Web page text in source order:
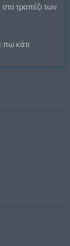
στο τραπέζι των
πω κάτι